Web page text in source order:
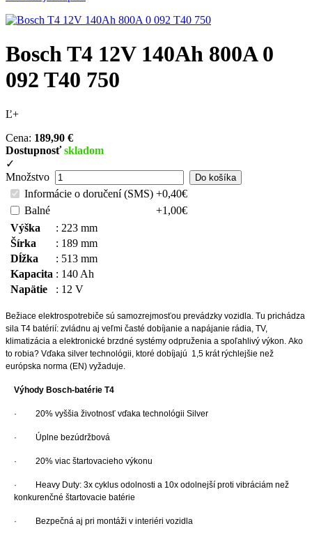
Bosch T4 12V 140Ah 800A 0
092 T40 750
Ľ+
Cena: 189,90 €
Dostupnosť skladom
✓
Množstvo
Informácie o doručení (SMS) +0,40€
Balné
+1,00€
Výška
: 223 mm
Šírka
: 189 mm
Dĺžka
: 513 mm
Kapacita : 140 Ah
Napätie
: 12 V
Bežiace elektrospotrebiče sú samozrejmosťou prevádzky vozidla. Tu prichádza
sila T4 batérií: zvládnu aj veľmi časté dobíjanie a napájanie rádia, TV,
klimatizácia a elektronické brzdné systémy odpruženia a spoľahlivý výkon. Ako
to robia? Vďaka silver technológii, ktoré dobíjajú 1,5 krát rýchlejšie než
európska norma (EN) vyžaduje.
Výhody Bosch-batérie T4
· 20% vyššia životnosť vďaka technológii Silver
· Úplne bezúdržbová
· 20% viac štartovacieho výkonu
· Heavy Duty: 3x cyklus odolnosti a 10x odolnejší proti vibráciám než
konkurenčné štartovacie batérie
· Bezpečná aj pri montáži v interiéri vozidla